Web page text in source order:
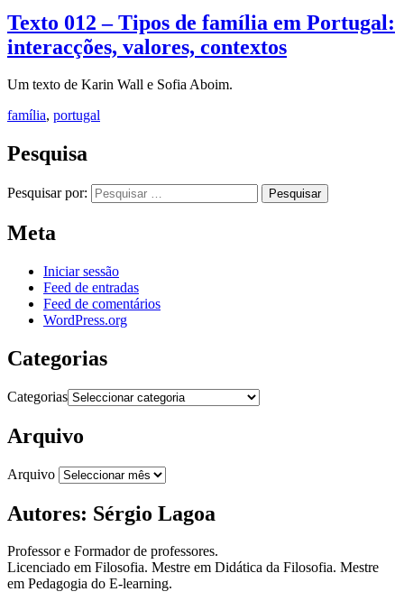
Texto 012 – Tipos de família em Portugal:
interacções, valores, contextos
Um texto de Karin Wall e Sofia Aboim.
família, portugal
Pesquisa
Pesquisar por:
Meta
Iniciar sessão
Feed de entradas
Feed de comentários
WordPress.org
Categorias
Categorias
Arquivo
Arquivo
Autores: Sérgio Lagoa
Professor e Formador de professores.
Licenciado em Filosofia. Mestre em Didática da Filosofia. Mestre
em Pedagogia do E-learning.